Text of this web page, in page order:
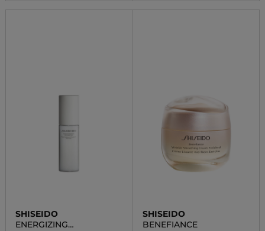
SHISEIDO
ENERGIZING
SHISEIDO
BENEFIANCE